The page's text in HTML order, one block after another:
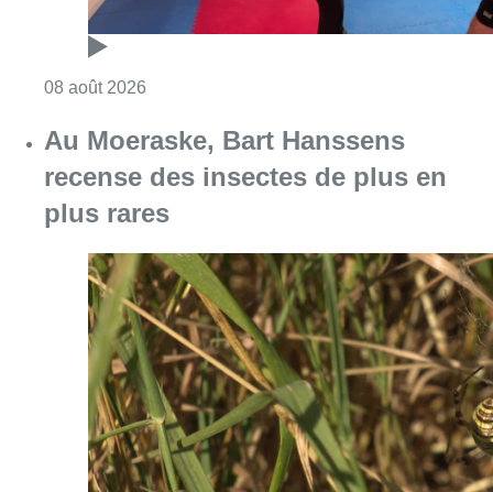
08 août 2026
Au Moeraske, Bart Hanssens
recense des insectes de plus en
plus rares